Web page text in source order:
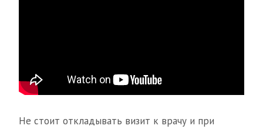
Не стоит откладывать визит к врачу и при